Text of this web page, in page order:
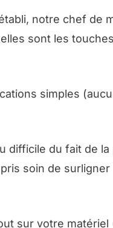
notre chef de
sont les
simples
difficile du fait de la
soin de surligner
sur votre matériel